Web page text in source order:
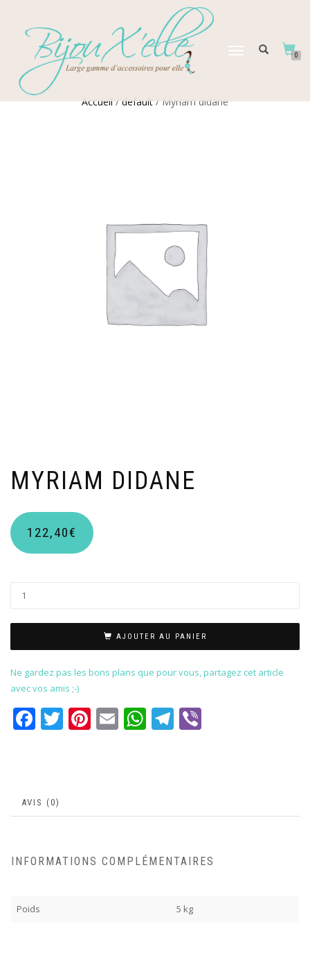
DÉPLIER
0
Accueil/default/ Myriam didane
MYRIAM DIDANE
122,40€
AJOUTER AU PANIER
Ne gardez pas les bons plans que pour vous, partagez cet article
avec vos amis ;-)
Facebook
Twitter
Pinterest
EmailWhatsApp
Telegram
AVIS (0)
INFORMATIONS COMPLÉMENTAIRES
Poids 5 kg